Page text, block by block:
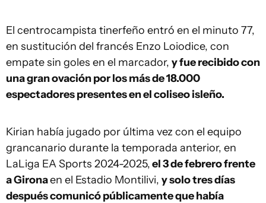
El centrocampista tinerfeño entró en el minuto 77,
en sustitución del francés Enzo Loiodice, con
empate sin goles en el marcador, y fue recibido con
una gran ovación por los más de 18.000
espectadores presentes en el coliseo isleño.
Kirian había jugado por última vez con el equipo
grancanario durante la temporada anterior, en
LaLiga EA Sports 2024-2025,el 3 de febrero frente
a Gironaen el Estadio Montilivi, y solo tres días
después comunicó públicamente que había